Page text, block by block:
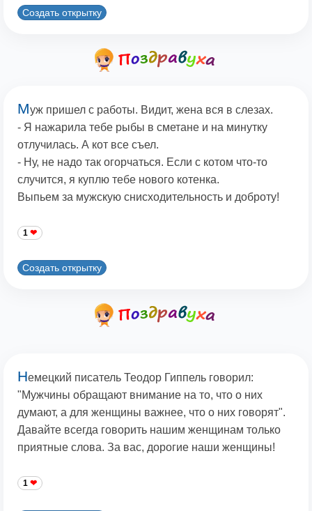
Создать открытку
Муж пришел с работы. Видит, жена вся в слезах.
- Я нажарила тебе рыбы в сметане и на минутку
отлучилась. А кот все съел.
- Ну, не надо так огорчаться. Если с котом что-то
случится, я куплю тебе нового котенка.
Выпьем за мужскую снисходительность и доброту!
1
Создать открытку
Немецкий писатель Теодор Гиппель говорил:
"Мужчины обращают внимание на то, что о них
думают, а для женщины важнее, что о них говорят".
Давайте всегда говорить нашим женщинам только
приятные слова. За вас, дорогие наши женщины!
1